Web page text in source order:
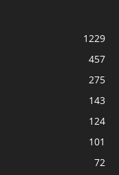
1229
457
275
143
124
101
72